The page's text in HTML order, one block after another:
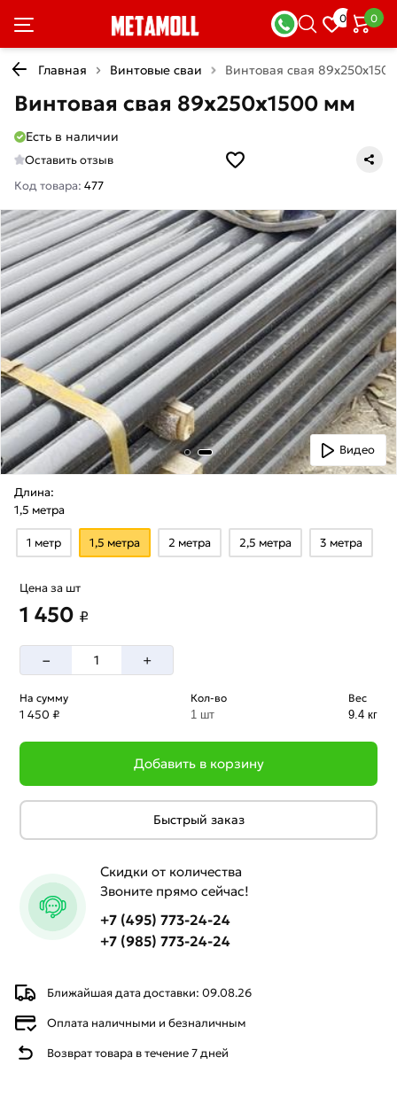
0 0
Главная Винтовые сваи Винтовая свая
Винтовая свая 89х250х1500 мм
Есть в наличии
Оставить отзыв
Код товара: 477
Видео
Длина:
1,5 метра
1 метр 1,5 метра 2 метра 2,5 метра 3 метра
Ближайшая дата доставки: 09.08.26
Оплата наличными и безналичным
Возврат товара в течение 7 дней
Цена за шт
1 450 ₽
– +
На сумму
1 450 ₽
Кол-во
1 шт
Вес
9.4 кг
Добавить в корзину
Быстрый заказ
Скидки от количества
Звоните прямо сейчас!
+7 (495) 773-24-24
+7 (985) 773-24-24